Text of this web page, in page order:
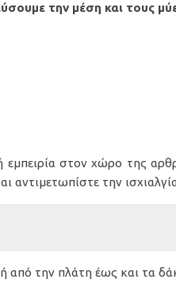
την μέση και τους
εμπειρία στον χώρο της
αντιμετωπίστε την
από την πλάτη έως και τα